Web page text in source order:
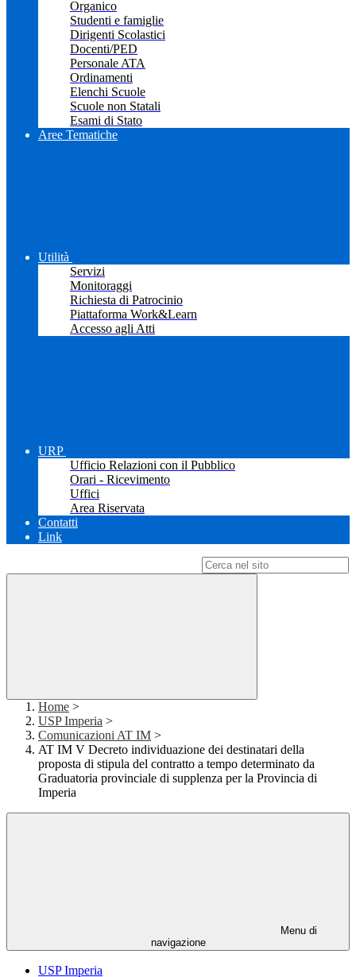
Organico
Studenti e famiglie
Dirigenti Scolastici
Docenti/PED
Personale ATA
Ordinamenti
Elenchi Scuole
Scuole non Statali
Esami di Stato
Aree Tematiche
Utilità
Servizi
Monitoraggi
Richiesta di Patrocinio
Piattaforma Work&Learn
Accesso agli Atti
URP
Ufficio Relazioni con il Pubblico
Orari - Ricevimento
Uffici
Area Riservata
Contatti
Link
Home >
USP Imperia >
Comunicazioni AT IM >
AT IM V Decreto individuazione dei destinatari della
proposta di stipula del contratto a tempo determinato da
Graduatoria provinciale di supplenza per la Provincia di
Imperia
Menu di
navigazione
USP Imperia